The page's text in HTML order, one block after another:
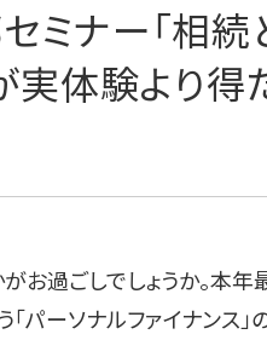
ミナー「相続
実体験より得
過ごしでしょうか。本
パーソナルファイナンス